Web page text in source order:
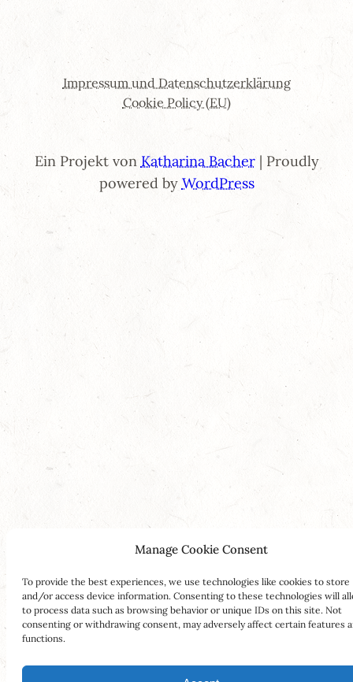
Manage Cookie Consent
To provide the best experiences, we use technologies like cookies to store
and/or access device information. Consenting to these technologies will
to process data such as browsing behavior or unique IDs on this site. Not
consenting or withdrawing consent, may adversely affect certain features
functions.
Impressum und Datenschutzerklärung
Cookie Policy (EU)
Ein Projekt von Katharina Bacher| Proudly
powered by WordPress